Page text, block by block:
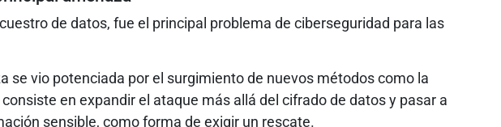
de datos, fue el principal problema de ciberseguridad para las
se vio potenciada por el surgimiento de nuevos métodos como la
en expandir el ataque más allá del cifrado de datos y pasar a
sensible, como forma de exigir un rescate.